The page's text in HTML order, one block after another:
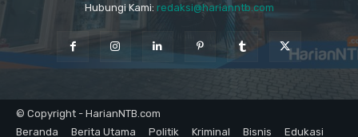
Hubungi Kami: redaksi@harianntb.com
© Copyright - HarianNTB.com
Beranda
Berita Utama Politik Kriminal Bisnis Edukasi